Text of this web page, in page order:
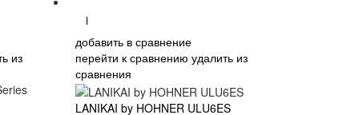
из
i
добавить в сравнение
перейти к сравнению удалить из
сравнения
LANIKAI by HOHNER ULU6ES